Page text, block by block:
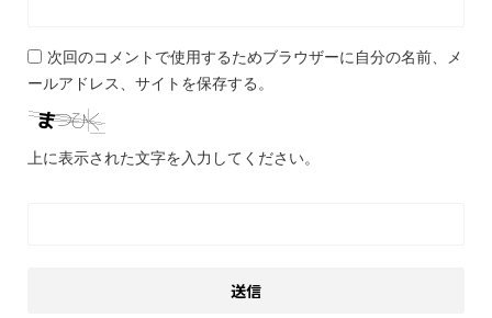
次回のコメントで使用するためブラウザーに自分の名前、メ
ールアドレス、サイトを保存する。
上に表示された文字を入力してください。